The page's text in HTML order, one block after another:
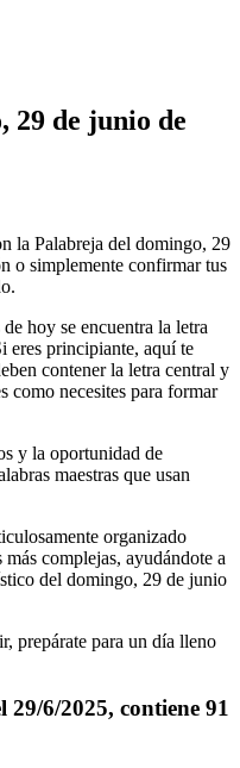
29 de junio de
la Palabreja del domingo, 29
o simplemente confirmar tus
hoy se encuentra la letra
eres principiante, aquí te
contener la letra central y
como necesites para formar
y la oportunidad de
maestras que usan
organizado
más complejas, ayudándote a
del domingo, 29 de junio
prepárate para un día lleno
29/6/2025, contiene 91